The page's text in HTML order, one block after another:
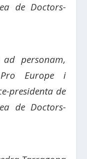
de Doctors-
personam,
Europe i
presidenta de
de Doctors-